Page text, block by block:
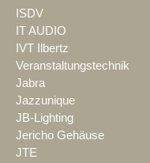
ISDV
IT AUDIO
IVT Ilbertz
Veranstaltungstechnik
Jabra
Jazzunique
JB-Lighting
Jericho Gehäuse
JTE